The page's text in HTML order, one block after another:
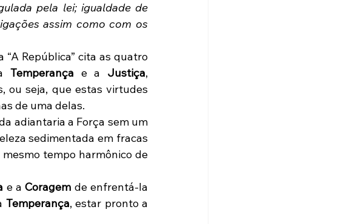
pela lei; igualdade de
assim como com os
República” cita as quatro
Temperança e a Justiça,
ou seja, que estas virtudes
de uma delas.
adiantaria a Força sem um
sedimentada em fracas
tempo harmônico de
e a Coragem de enfrentá-la
Temperança, estar pronto a